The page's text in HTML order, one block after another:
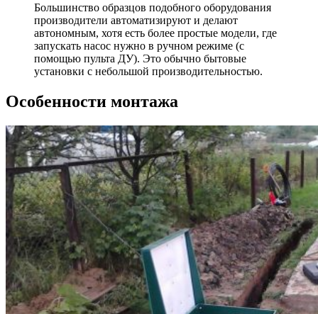
Большинство образцов подобного оборудования
производители автоматизируют и делают
автономным, хотя есть более простые модели, где
запускать насос нужно в ручном режиме (с
помощью пульта ДУ). Это обычно бытовые
установки с небольшой производительностью.
Особенности монтажа